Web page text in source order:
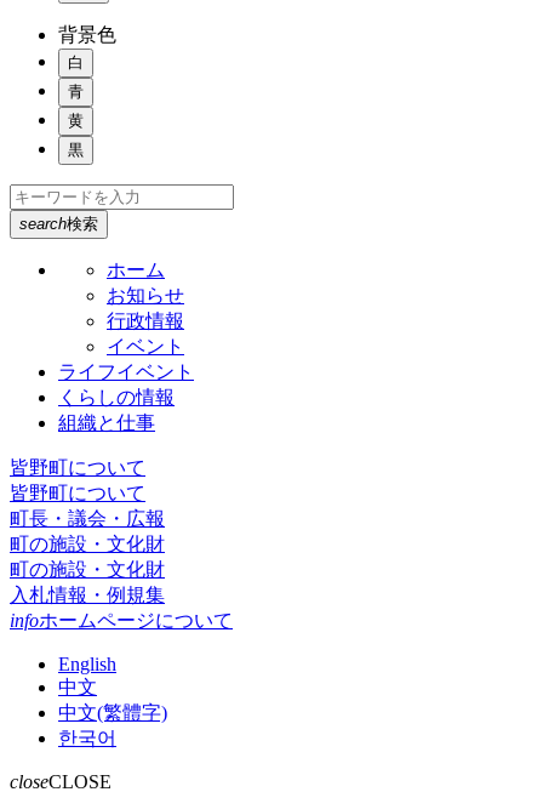
背景色
白
青
黄
黒
search検索
ホーム
お知らせ
行政情報
イベント
ライフイベント
くらしの情報
組織と仕事
皆野町について
皆野町について
町長・議会・広報
町の施設・文化財
町の施設・文化財
入札情報・例規集
infoホームページについて
English
中文
中文(繁體字)
한국어
closeCLOSE